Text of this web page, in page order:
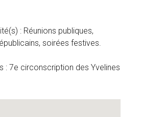
: Réunions publiques,
soirées festives.
: 7e circonscription des Yvelines